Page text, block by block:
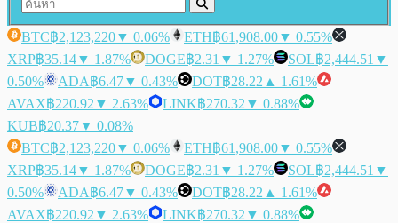
BTC฿2,123,220▼ 0.06% ETH฿61,908.00▼ 0.55%
XRP฿35.14▼ 1.87% DOGE฿2.31 ▼ 1.27% SOL฿2,444.51 ▼
0.50%
ADA฿6.47▼ 0.43% DOT฿28.22 ▲ 1.61%
AVAX฿220.92 ▼ 2.63% LINK฿270.32 ▼ 0.88%
KUB฿20.37▼ 0.08%
BTC฿2,123,220▼ 0.06% ETH฿61,908.00▼ 0.55%
XRP฿35.14▼ 1.87% DOGE฿2.31 ▼ 1.27% SOL฿2,444.51 ▼
0.50%
ADA฿6.47▼ 0.43% DOT฿28.22 ▲ 1.61%
AVAX฿220.92 ▼ 2.63% LINK฿270.32 ▼ 0.88%